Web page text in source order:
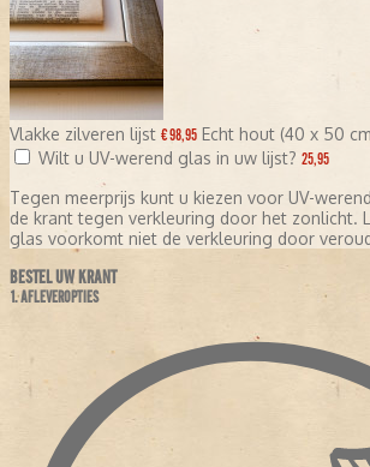
Vlakke zilveren lijst € 98,95 Echt hout (40 x 50
Wilt u UV-werend glas in uw lijst? 25,95
Tegen meerprijs kunt u kiezen voor UV-
de krant tegen verkleuring door het zonlicht.
glas voorkomt niet de verkleuring door
BESTEL UW KRANT
1. AFLEVEROPTIES